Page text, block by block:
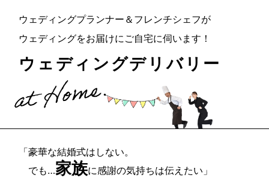
ウェディングプランナー＆フレンチシェフが
ウェディングをお届けにご自宅に伺います！
ウェディングデリバリー
「豪華な結婚式はしない。
でも…家族に感謝の気持ちは伝えたい」